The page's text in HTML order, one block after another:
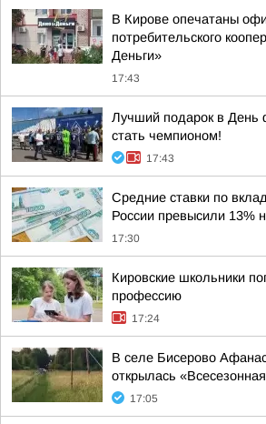
В Кирове опечатаны
потребительского
Деньги»
17:43
Лучший подарок в День
стать чемпионом!
17:43
Средние ставки по
России превысили 13%
17:30
Кировские школьники
профессию
17:24
В селе Бисерово
открылась
17:05